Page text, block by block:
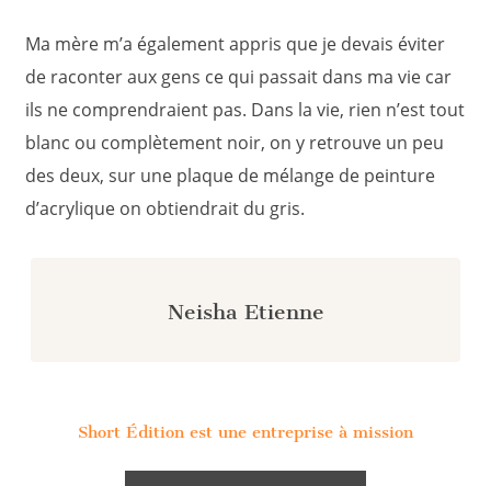
Neisha Etienne
Ma mère m’a également appris que je devais éviter
de raconter aux gens ce qui passait dans ma vie car
ils ne comprendraient pas. Dans la vie, rien n’est tout
blanc ou complètement noir, on y retrouve un peu
des deux, sur une plaque de mélange de peinture
d’acrylique on obtiendrait du gris.
Short Édition est une entreprise à mission